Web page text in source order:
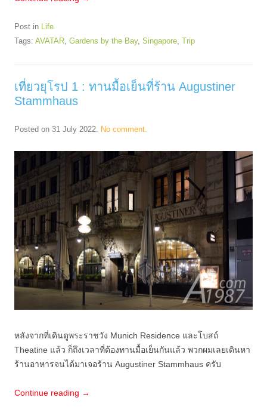
Post in Life
Tags: AVATAR Gardens by the Bay, Singapore Trip
เที่ยวยุโรป 1 : ทานมื้อเย็นที่ร้าน Augustiner
Stammhaus
Posted on 31 July 2022 No comment.
หลังจากที่เดินดูพระราชวัง Munich Residence และโบสถ์
Theatine แล้ว ก็ถึงเวลาที่ต้องทานมื้อเย็นกันแล้ว พวกผมเลยเดินหา
ร้านอาหารจนได้มาเจอร้าน Augustiner Stammhaus ครับ
Continue reading →